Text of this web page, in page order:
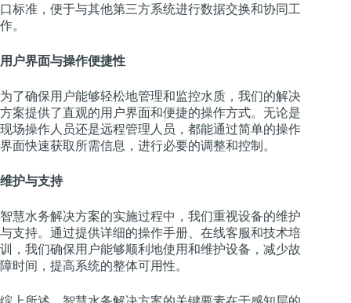
口标准，便于与其他第三方系统进行数据交换和协同工
作。
用户界面与操作便捷性
为了确保用户能够轻松地管理和监控水质，我们的解决
方案提供了直观的用户界面和便捷的操作方式。无论是
现场操作人员还是远程管理人员，都能通过简单的操作
界面快速获取所需信息，进行必要的调整和控制。
维护与支持
智慧水务解决方案的实施过程中，我们重视设备的维护
与支持。通过提供详细的操作手册、在线客服和技术培
训，我们确保用户能够顺利地使用和维护设备，减少故
障时间，提高系统的整体可用性。